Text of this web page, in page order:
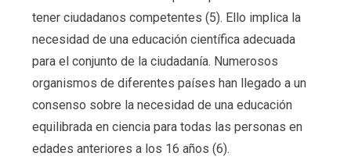
tener ciudadanos competentes (5). Ello implica la
necesidad de una educación científica adecuada
para el conjunto de la ciudadanía. Numerosos
organismos de diferentes países han llegado a un
consenso sobre la necesidad de una educación
equilibrada en ciencia para todas las personas en
edades anteriores a los 16 años (6).